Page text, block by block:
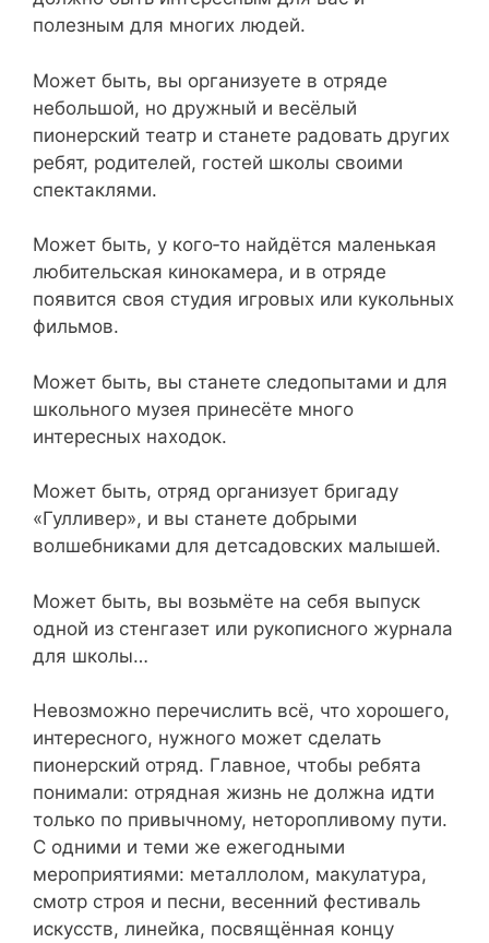
полезным для многих людей.
Может быть, вы организуете в отряде
небольшой, но дружный и весёлый
пионерский театр и станете радовать других
ребят, родителей, гостей школы своими
спектаклями.
Может быть, у кого‑то найдётся маленькая
любительская кинокамера, и в отряде
появится своя студия игровых или кукольных
фильмов.
Может быть, вы станете следопытами и для
школьного музея принесёте много
интересных находок.
Может быть, отряд организует бригаду
«Гулливер», и вы станете добрыми
волшебниками для детсадовских малышей.
Может быть, вы возьмёте на себя выпуск
одной из стенгазет или рукописного журнала
для школы…
Невозможно перечислить всё, что хорошего,
интересного, нужного может сделать
пионерский отряд. Главное, чтобы ребята
понимали: отрядная жизнь не должна идти
только по привычному, неторопливому пути.
С одними и теми же ежегодными
мероприятиями: металлолом, макулатура,
смотр строя и песни, весенний фестиваль
искусств, линейка, посвящённая концу